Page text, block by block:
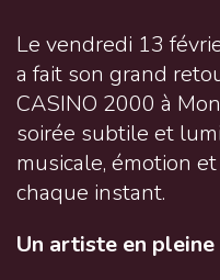
Le vendredi 13
a fait son grand
CASINO 2000 à
soirée subtile et
musicale, émotion
chaque instant.
Un artiste en